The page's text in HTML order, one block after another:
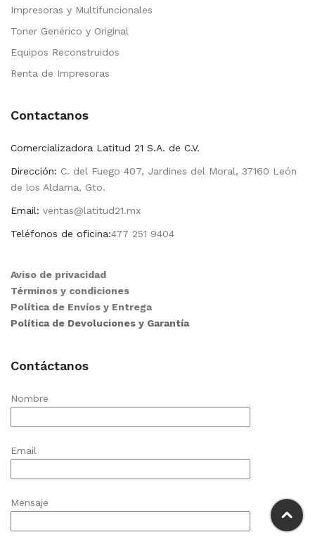
Impresoras y Multifuncionales
Toner Genérico y Original
Equipos Reconstruidos
Renta de Impresoras
Contactanos
Comercializadora Latitud 21 S.A. de C.V.
Dirección: C. del Fuego 407, Jardines del Moral, 37160 León
de los Aldama, Gto.
Email: ventas@latitud21.mx
Teléfonos de oficina:477 251 9404
Aviso de privacidad
Términos y condiciones
Política de Envíos y Entrega
Política de Devoluciones y Garantía
Contáctanos
Nombre
Email
Mensaje